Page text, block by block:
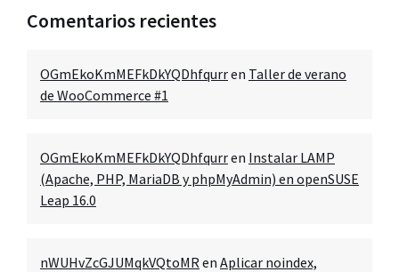
Comentarios recientes
OGmEkoKmMEFkDkYQDhfqurren Taller de verano
de WooCommerce #1
OGmEkoKmMEFkDkYQDhfqurren Instalar LAMP
(Apache, PHP, MariaDB y phpMyAdmin) en openSUSE
Leap 16.0
nWUHvZcGJUMqkVQtoMR en Aplicar noindex,